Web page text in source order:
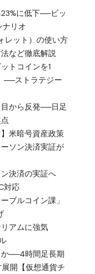
に低下──ビッ
ナリオ
レット）の使い方
など徹底解説
トコインを1
──ストラテジー
から反発──日足
米暗号資産政策
ソン決済実証が
決済の実証へ
対応
ブルコイン課」
アムに強気
か──4時間足長期
開【仮想通貨チ